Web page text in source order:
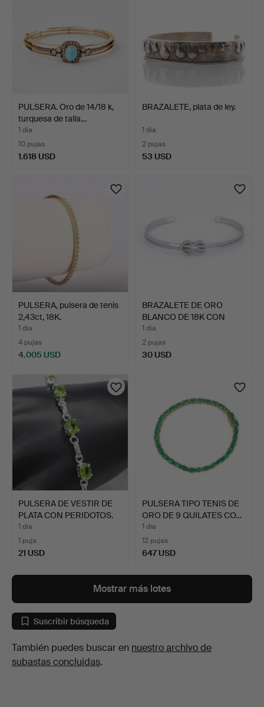
PULSERA. Oro de 14/18 k,
turquesa de talla…
1 día
10 pujas
1.618 USD
BRAZALETE, plata de ley.
1 día
2 pujas
53 USD
PULSERA, pulsera de tenis
2,43ct, 18K.
1 día
4 pujas
4.005 USD
BRAZALETE DE ORO
BLANCO DE 18K CON
DIAMANT…
1 día
2 pujas
30 USD
PULSERA DE VESTIR DE
PLATA CON PERIDOTOS.
1 día
1 puja
21 USD
PULSERA TIPO TENIS DE
ORO DE 9 QUILATES CO…
1 día
12 pujas
647 USD
Mostrar más lotes
Suscribir búsqueda
También puedes buscar en nuestro archivo de
subastas concluidas.